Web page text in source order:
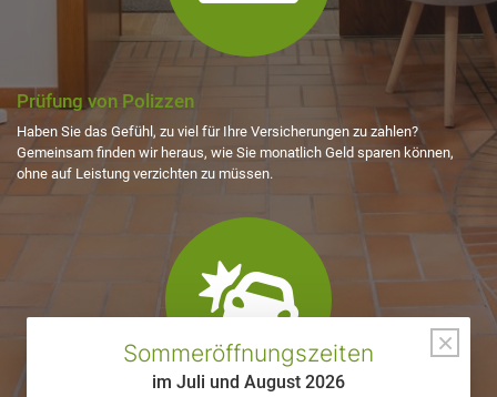
Prüfung von Polizzen
Haben Sie das Gefühl, zu viel für Ihre Versicherungen zu zahlen?
Gemeinsam finden wir heraus, wie Sie monatlich Geld sparen können,
ohne auf Leistung verzichten zu müssen.
fa-
crash
×
Sommeröffnungszeiten
im Juli und August 2026